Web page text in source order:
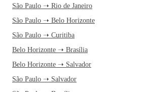
deslocamento; é a chance de explorar
histórias. Com uma passagem de
relaxa enquanto aproveita o tempo
ajudar, garantindo uma experiência
chegar, a rodoviária já é o ponto de
aventuras na cidade.
São Paulo ➝ Rio de Janeiro
São Paulo ➝ Belo Horizonte
São Paulo ➝ Curitiba
Belo Horizonte ➝ Brasília
Belo Horizonte ➝ Salvador
São Paulo ➝ Salvador